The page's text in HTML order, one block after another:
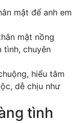
mật để anh em
mật nồng
tình, chuyên
hiểu tâm
dễ chịu như
tình